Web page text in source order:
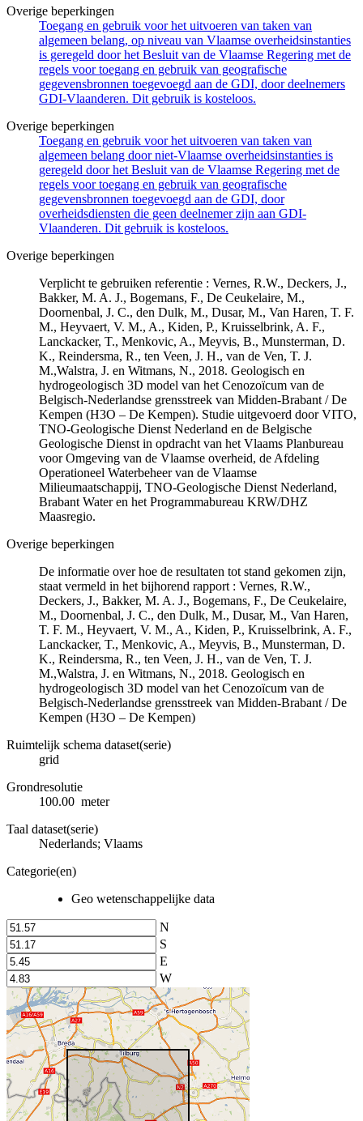
Overige beperkingen
Toegang en gebruik voor het uitvoeren van taken van
algemeen belang, op niveau van Vlaamse overheidsinstanties
is geregeld door het Besluit van de Vlaamse Regering met de
regels voor toegang en gebruik van geografische
gegevensbronnen toegevoegd aan de GDI, door deelnemers
GDI-Vlaanderen. Dit gebruik is kosteloos.
Overige beperkingen
Toegang en gebruik voor het uitvoeren van taken van
algemeen belang door niet-Vlaamse overheidsinstanties is
geregeld door het Besluit van de Vlaamse Regering met de
regels voor toegang en gebruik van geografische
gegevensbronnen toegevoegd aan de GDI, door
overheidsdiensten die geen deelnemer zijn aan GDI-
Vlaanderen. Dit gebruik is kosteloos.
Overige beperkingen
Verplicht te gebruiken referentie : Vernes, R.W., Deckers, J.,
Bakker, M. A. J., Bogemans, F., De Ceukelaire, M.,
Doornenbal, J. C., den Dulk, M., Dusar, M., Van Haren, T. F.
M., Heyvaert, V. M., A., Kiden, P., Kruisselbrink, A. F.,
Lanckacker, T., Menkovic, A., Meyvis, B., Munsterman, D.
K., Reindersma, R., ten Veen, J. H., van de Ven, T. J.
M.,Walstra, J. en Witmans, N., 2018. Geologisch en
hydrogeologisch 3D model van het Cenozoïcum van de
Belgisch-Nederlandse grensstreek van Midden-Brabant / De
Kempen (H3O – De Kempen). Studie uitgevoerd door VITO,
TNO-Geologische Dienst Nederland en de Belgische
Geologische Dienst in opdracht van het Vlaams Planbureau
voor Omgeving van de Vlaamse overheid, de Afdeling
Operationeel Waterbeheer van de Vlaamse
Milieumaatschappij, TNO-Geologische Dienst Nederland,
Brabant Water en het Programmabureau KRW/DHZ
Maasregio.
Overige beperkingen
De informatie over hoe de resultaten tot stand gekomen zijn,
staat vermeld in het bijhorend rapport : Vernes, R.W.,
Deckers, J., Bakker, M. A. J., Bogemans, F., De Ceukelaire,
M., Doornenbal, J. C., den Dulk, M., Dusar, M., Van Haren,
T. F. M., Heyvaert, V. M., A., Kiden, P., Kruisselbrink, A. F.,
Lanckacker, T., Menkovic, A., Meyvis, B., Munsterman, D.
K., Reindersma, R., ten Veen, J. H., van de Ven, T. J.
M.,Walstra, J. en Witmans, N., 2018. Geologisch en
hydrogeologisch 3D model van het Cenozoïcum van de
Belgisch-Nederlandse grensstreek van Midden-Brabant / De
Kempen (H3O – De Kempen)
Ruimtelijk schema dataset(serie)
grid
Grondresolutie
100.00 meter
Taal dataset(serie)
Nederlands; Vlaams
Categorie(en)
Geo wetenschappelijke data
N
S
E
W